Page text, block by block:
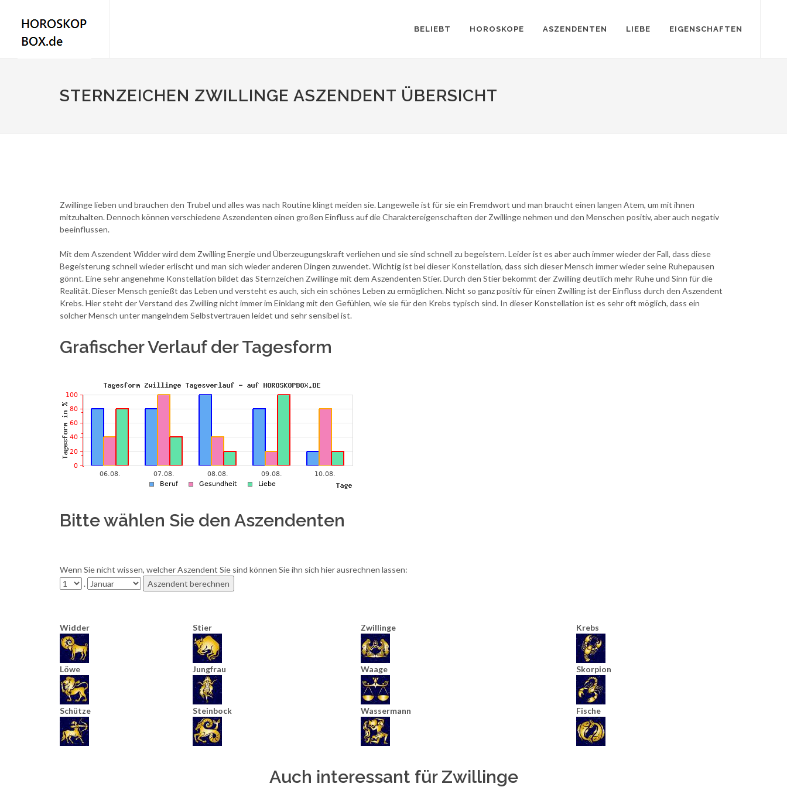
BELIEBT HOROSKOPE ASZENDENTEN LIEBE EIGENSCHAFTEN
STERNZEICHEN ZWILLINGE ASZENDENT ÜBERSICHT
Zwillinge lieben und brauchen den Trubel und alles was nach Routine klingt meiden sie. Langeweile ist für sie ein Fremdwort und man braucht einen langen Atem, um mit ihnen
mitzuhalten. Dennoch können verschiedene Aszendenten einen großen Einfluss auf die Charaktereigenschaften der Zwillinge nehmen und den Menschen positiv, aber auch negativ
beeinflussen.
Mit dem Aszendent Widder wird dem Zwilling Energie und Überzeugungskraft verliehen und sie sind schnell zu begeistern. Leider ist es aber auch immer wieder der Fall, dass diese
Begeisterung schnell wieder erlischt und man sich wieder anderen Dingen zuwendet. Wichtig ist bei dieser Konstellation, dass sich dieser Mensch immer wieder seine Ruhepausen
gönnt. Eine sehr angenehme Konstellation bildet das Sternzeichen Zwillinge mit dem Aszendenten Stier. Durch den Stier bekommt der Zwilling deutlich mehr Ruhe und Sinn für die
Realität. Dieser Mensch genießt das Leben und versteht es auch, sich ein schönes Leben zu ermöglichen. Nicht so ganz positiv für einen Zwilling ist der Einfluss durch den Aszendent
Krebs. Hier steht der Verstand des Zwilling nicht immer im Einklang mit den Gefühlen, wie sie für den Krebs typisch sind. In dieser Konstellation ist es sehr oft möglich, dass ein
solcher Mensch unter mangelndem Selbstvertrauen leidet und sehr sensibel ist.
Grafischer Verlauf der Tagesform
Bitte wählen Sie den Aszendenten
Wenn Sie nicht wissen, welcher Aszendent Sie sind können Sie ihn sich hier ausrechnen lassen:
.
Widder Stier Zwillinge Krebs
Löwe Jungfrau Waage Skorpion
Schütze Steinbock Wassermann Fische
Auch interessant für Zwillinge